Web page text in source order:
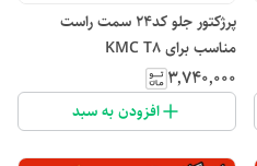
پرژکتور جلو کد۲۴ سمت راست
مناسب برای KMC T8
۳٬۷۴۰٬۰۰۰
افزودن به سبد